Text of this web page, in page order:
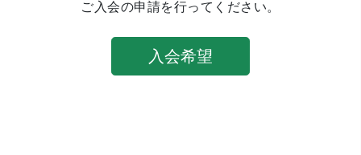
ご入会の申請を行ってください。
入会希望